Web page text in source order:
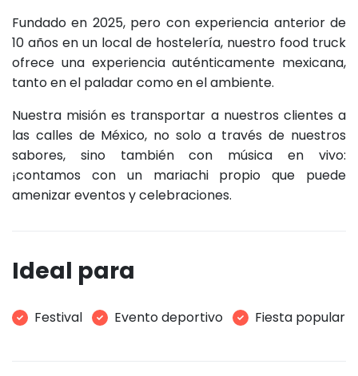
Fundado en 2025, pero con experiencia anterior de
10 años en un local de hostelería, nuestro food truck
ofrece una experiencia auténticamente mexicana,
tanto en el paladar como en el ambiente.
Nuestra misión es transportar a nuestros clientes a
las calles de México, no solo a través de nuestros
sabores, sino también con música en vivo:
¡contamos con un mariachi propio que puede
amenizar eventos y celebraciones.
Ideal para
Festival Evento deportivo Fiesta popular